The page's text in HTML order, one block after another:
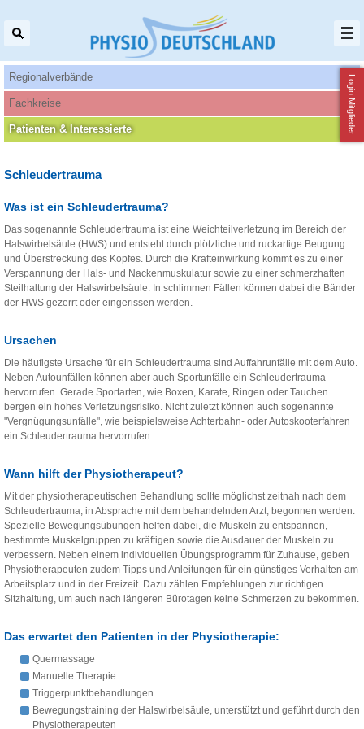
Login Mitglieder
Regionalverbände
Patienten‌ & Interessierte
Fachkreise
Schleudertrauma
Was ist ein Schleudertrauma?
Das sogenannte Schleudertrauma ist eine Weichteilverletzung im Bereich der
Halswirbelsäule (HWS) und entsteht durch plötzliche und ruckartige Beugung
und Überstreckung des Kopfes. Durch die Krafteinwirkung kommt es zu einer
Verspannung der Hals- und Nackenmuskulatur sowie zu einer schmerzhaften
Steilhaltung der Halswirbelsäule. In schlimmen Fällen können dabei die Bänder
der HWS gezerrt oder eingerissen werden.
Ursachen
Die häufigste Ursache für ein Schleudertrauma sind Auffahrunfälle mit dem Auto.
Neben Autounfällen können aber auch Sportunfälle ein Schleudertrauma
hervorrufen. Gerade Sportarten, wie Boxen, Karate, Ringen oder Tauchen
bergen ein hohes Verletzungsrisiko. Nicht zuletzt können auch sogenannte
"Vergnügungsunfälle", wie beispielsweise Achterbahn- oder Autoskooterfahren
ein Schleudertrauma hervorrufen.
Wann hilft der Physiotherapeut?
Mit der physiotherapeutischen Behandlung sollte möglichst zeitnah nach dem
Schleudertrauma, in Absprache mit dem behandelnden Arzt, begonnen werden.
Spezielle Bewegungsübungen helfen dabei, die Muskeln zu entspannen,
bestimmte Muskelgruppen zu kräftigen sowie die Ausdauer der Muskeln zu
verbessern. Neben einem individuellen Übungsprogramm für Zuhause, geben
Physiotherapeuten zudem Tipps und Anleitungen für ein günstiges Verhalten am
Arbeitsplatz und in der Freizeit. Dazu zählen Empfehlungen zur richtigen
Sitzhaltung, um auch nach längeren Bürotagen keine Schmerzen zu bekommen.
Das erwartet den Patienten in der Physiotherapie:
Quermassage
Manuelle Therapie
Triggerpunktbehandlungen
Bewegungstraining der Halswirbelsäule, unterstützt und geführt durch den
Physiotherapeuten